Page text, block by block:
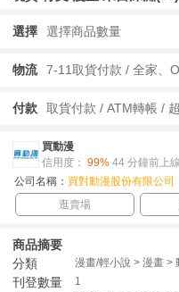
選擇 選擇商品數量
物流
付款 取貨付款 / ATM轉帳 /
買動漫
信用度： 99% 44 分鐘前上線
公司名稱： 買對動漫股份有限公司
逛賣場
商品摘要
分類
漫畫/輕小說 > 漫畫 >
刊登數量 1